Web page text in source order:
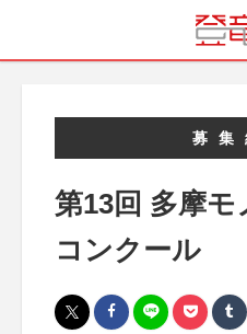
募集
第13回 多摩
コンクール